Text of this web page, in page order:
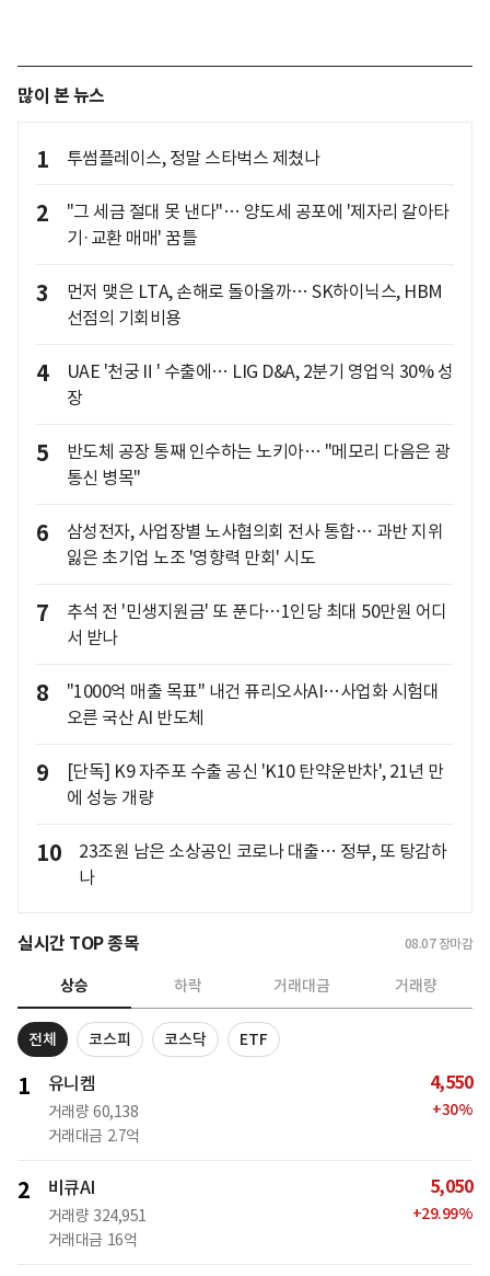
많이 본 뉴스
1 투썸플레이스, 정말 스타벅스 제쳤나
2
"그 세금 절대 못 낸다"… 양도세 공포에 '제자리 갈아타
기·교환 매매' 꿈틀
3
먼저 맺은 LTA, 손해로 돌아올까… SK하이닉스, HBM
선점의 기회비용
4
UAE '천궁Ⅱ' 수출에… LIG D&A, 2분기 영업익 30% 성
장
5
반도체 공장 통째 인수하는 노키아… "메모리 다음은 광
통신 병목"
6
삼성전자, 사업장별 노사협의회 전사 통합… 과반 지위
잃은 초기업 노조 '영향력 만회' 시도
7
추석 전 '민생지원금' 또 푼다…1인당 최대 50만원 어디
서 받나
8
"1000억 매출 목표" 내건 퓨리오사AI…사업화 시험대
오른 국산 AI 반도체
9
[단독] K9 자주포 수출 공신 'K10 탄약운반차', 21년 만
에 성능 개량
10
23조원 남은 소상공인 코로나 대출… 정부, 또 탕감하
나
실시간 TOP 종목 08.07 장마감
상승 하락 거래대금 거래량
전체 코스피 코스닥 ETF
1 유니켐
거래량 60,138
거래대금 2.7억
4,550
+30%
2 비큐AI
거래량 324,951
거래대금 16억
5,050
+29.99%